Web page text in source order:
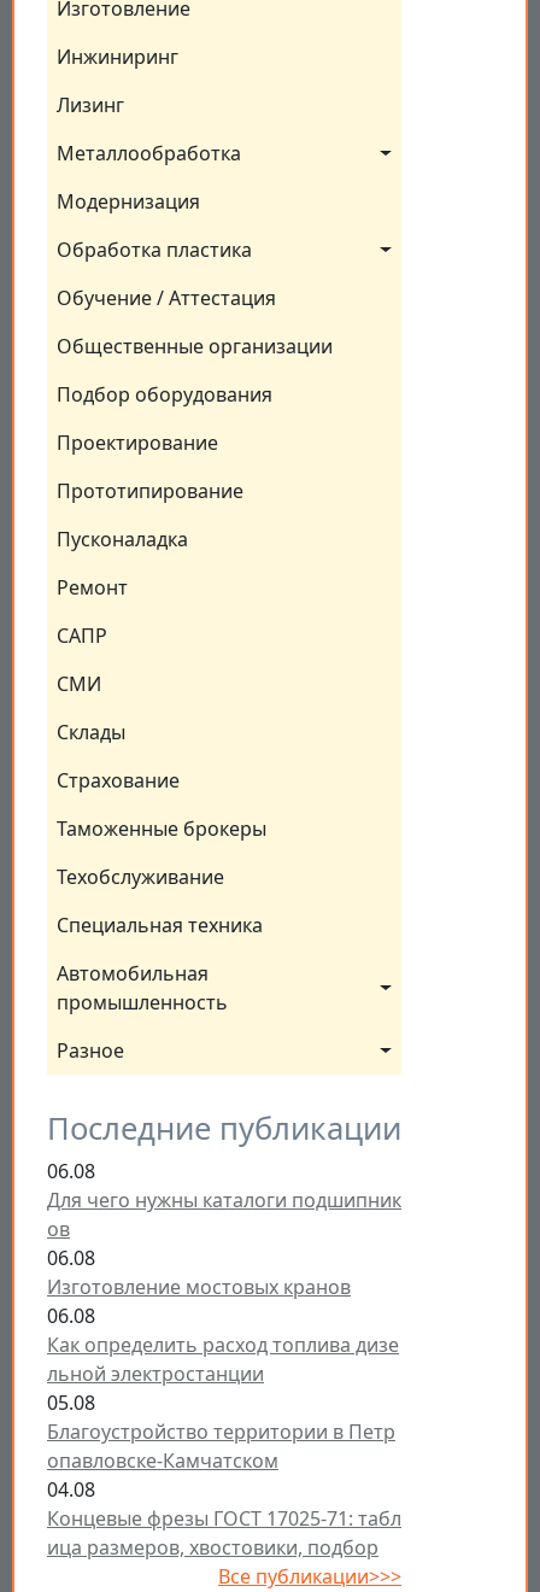
Изготовление
Инжиниринг
Лизинг
Металлообработка
Модернизация
Обработка пластика
Обучение / Аттестация
Общественные организации
Подбор оборудования
Проектирование
Прототипирование
Пусконаладка
Ремонт
САПР
СМИ
Склады
Страхование
Таможенные брокеры
Техобслуживание
Специальная техника
Автомобильная
промышленность
Разное
Последние публикации
06.08
Для чего нужны каталоги подшипник
ов
06.08
Изготовление мостовых кранов
06.08
Как определить расход топлива дизе
льной электростанции
05.08
Благоустройство территории в Петр
опавловске-Камчатском
04.08
Концевые фрезы ГОСТ 17025-71: табл
ица размеров, хвостовики, подбор
Все публикации>>>